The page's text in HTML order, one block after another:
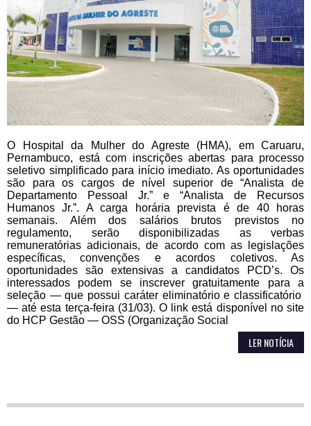
O Hospital da Mulher do Agreste (HMA), em Caruaru,
Pernambuco, está com inscrições abertas para processo
seletivo simplificado para início imediato. As oportunidades
são para os cargos de nível superior de “Analista de
Departamento Pessoal Jr.” e “Analista de Recursos
Humanos Jr.”. A carga horária prevista é de 40 horas
semanais. Além dos salários brutos previstos no
regulamento, serão disponibilizadas as verbas
remuneratórias adicionais, de acordo com as legislações
específicas, convenções e acordos coletivos. As
oportunidades são extensivas a candidatos PCD’s. Os
interessados podem se inscrever gratuitamente para a
seleção — que possui caráter eliminatório e classificatório
— até esta terça-feira (31/03). O link está disponível no site
do HCP Gestão — OSS (Organização Social
LER NOTÍCIA